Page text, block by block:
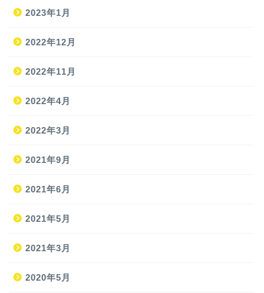
2023年1月
2022年12月
2022年11月
2022年4月
2022年3月
2021年9月
2021年6月
2021年5月
2021年3月
2020年5月